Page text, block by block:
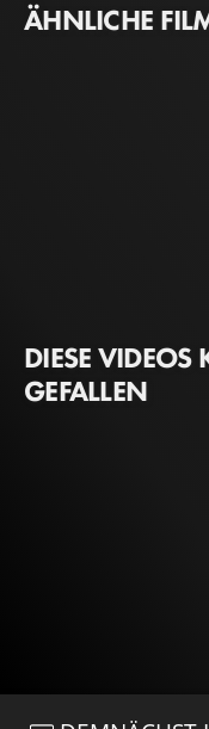
ÄHNLICHE
DIESE
GEFALLEN